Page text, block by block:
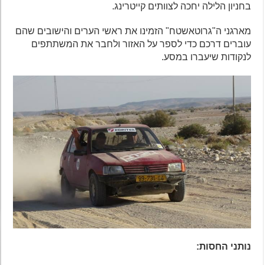
בחניון הלילה יחכה לצוותים קייטרינג.
מארגני ה"גרוטאשטח" הזמינו את ראשי הערים והישובים שהם
עוברים דרכם כדי לספר על האזור ולחבר את המשתתפים
לנקודות שיעברו במסע.
נותני החסות: